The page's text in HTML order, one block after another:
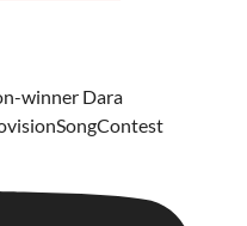
winner Dara